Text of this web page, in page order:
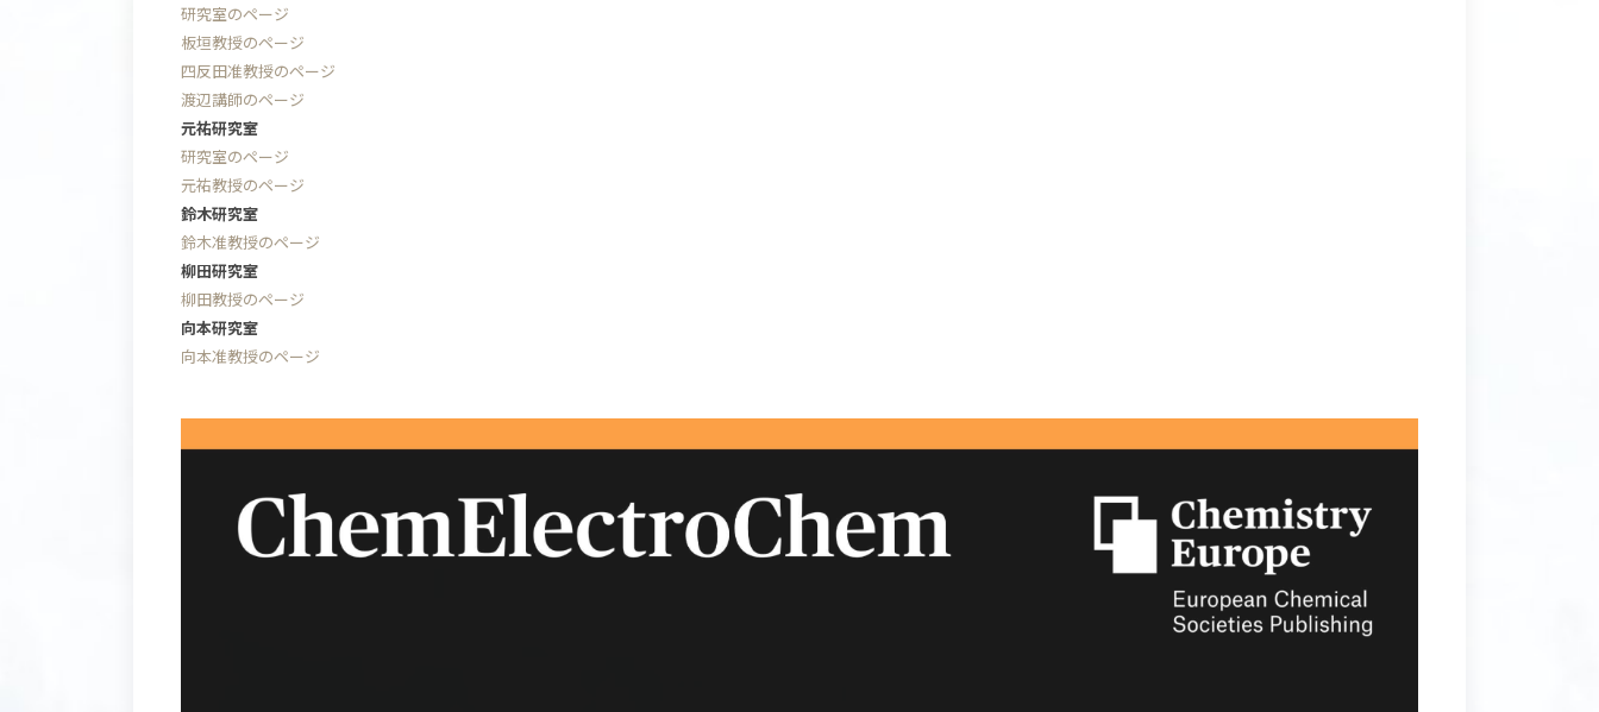
研究室のページ
板垣教授のページ
四反田准教授のページ
渡辺講師のページ
元祐研究室
研究室のページ
元祐教授のページ
鈴木研究室
鈴木准教授のページ
柳田研究室
柳田教授のページ
向本研究室
向本准教授のページ